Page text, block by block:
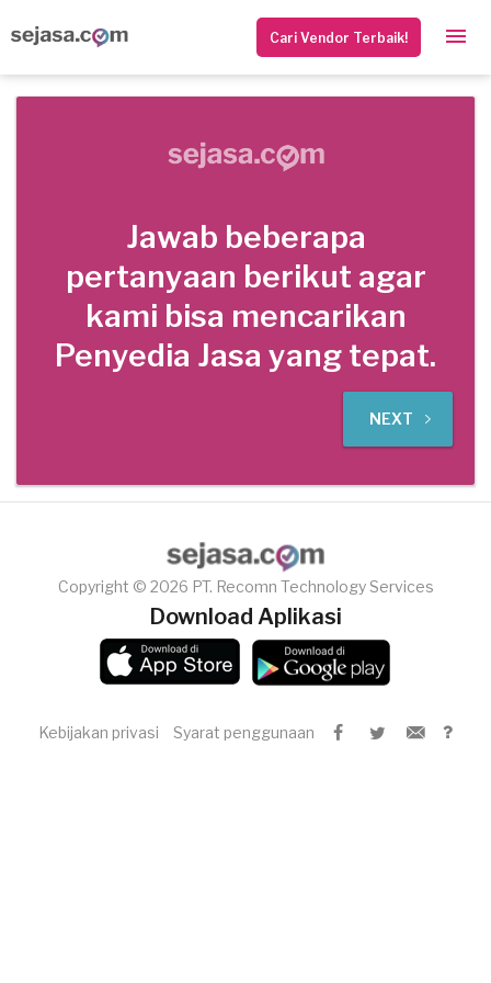
Cari Vendor Terbaik!
Jawab beberapa
pertanyaan berikut agar
kami bisa mencarikan
Penyedia Jasa yang tepat.
NEXT
Copyright © 2026 PT. Recomn Technology Services
Download Aplikasi
Kebijakan privasi Syarat penggunaan